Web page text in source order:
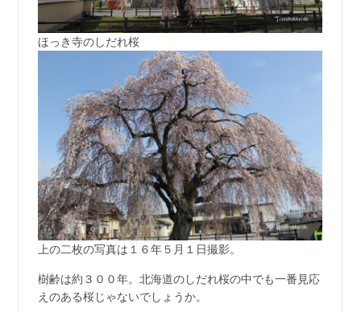
ほっき寺のしだれ桜
上の二枚の写真は１６年５月１日撮影。
樹齢は約３００年。北海道のしだれ桜の中でも一番見応
えのある桜じゃないでしょうか。